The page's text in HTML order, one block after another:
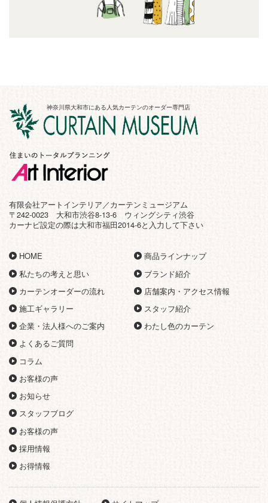
神奈川県大和市にある人気カーテンのオーダー専門店
有限会社アートインテリア／カーテンミュージアム
〒242-0023 大和市渋谷8-13-6 ウィングシティ渋谷
カーナビ設定の際は大和市福田2014-6と入力して下さい
HOME
私たちの考えと思い
カーテンオーダーの流れ
施工ギャラリー
企業・法人様へのご案内
よくあるご質問
コラム
商品ラインナップ
ブランド紹介
店舗案内・アクセス情報
スタッフ紹介
わたし色のカーテン
お客様の声
お知らせ
スタッフブログ
お客様の声
採用情報
お得情報